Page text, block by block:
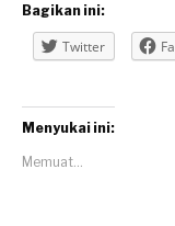
Bagikan ini:
Twitter
Menyukai ini:
Memuat...